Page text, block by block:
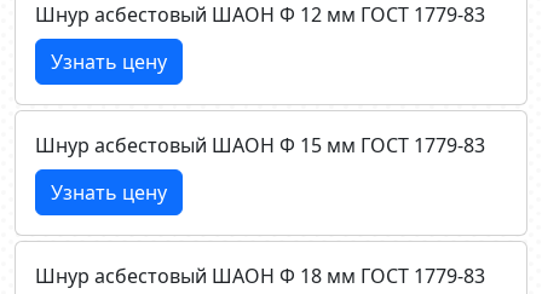
Шнур асбестовый ШАОН Ф 12 мм ГОСТ 1779-83
Узнать цену
Шнур асбестовый ШАОН Ф 15 мм ГОСТ 1779-83
Узнать цену
Шнур асбестовый ШАОН Ф 18 мм ГОСТ 1779-83